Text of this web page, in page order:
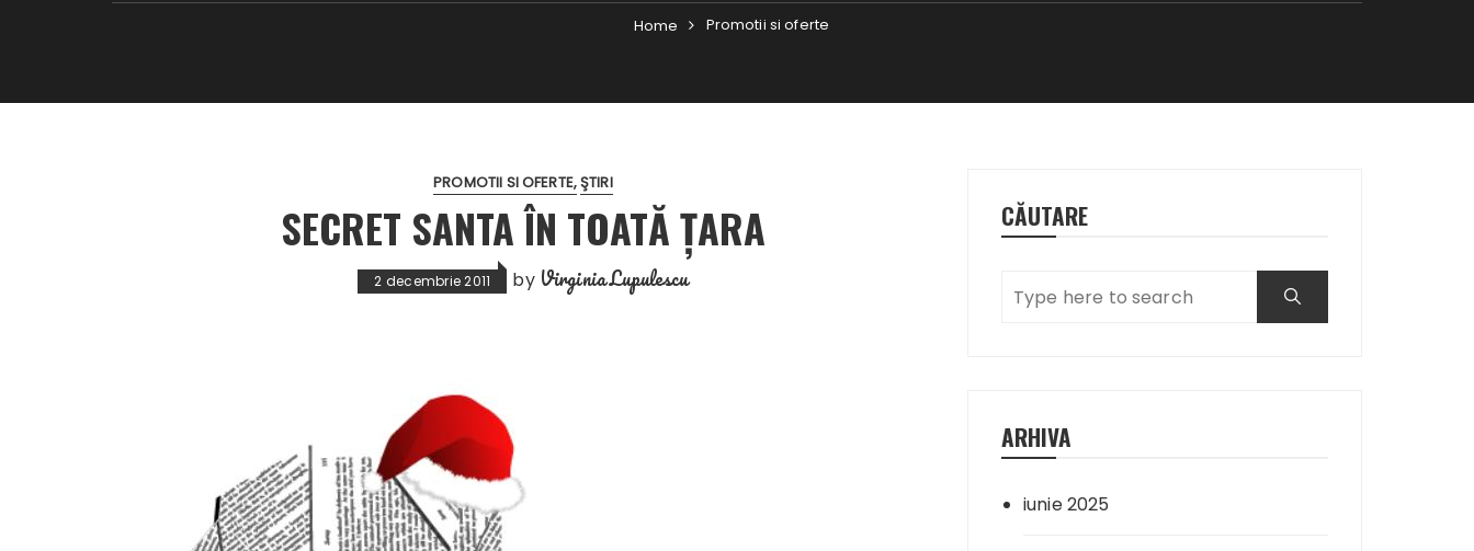
Home Promotii si oferte
PROMOTII SI OFERTE ŞTIRI
SECRET SANTA ÎN TOATĂ ȚARA
2 decembrie 2011 by Virginia Lupulescu
CĂUTARE
ARHIVA
iunie 2025